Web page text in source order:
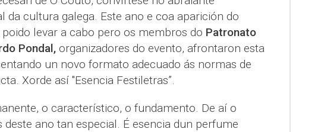
da cultura galega. Este ano e coa aparición do
levar a cabo pero os membros do Patronato
Pondal,organizadores do evento, afrontaron esta
un novo formato adecuado ás normas de
Xorde así "Esencia Festiletras”.
o característico, o fundamento. De aí o
deste ano tan especial. É esencia dun perfume